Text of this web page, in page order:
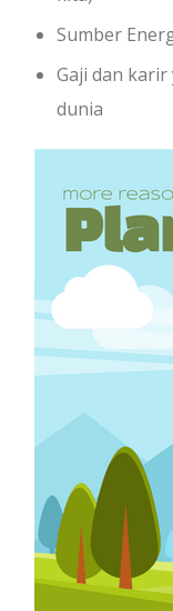
Sumber
Gaji dan
dunia